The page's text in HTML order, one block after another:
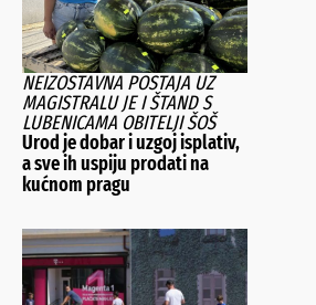
NEIZOSTAVNA POSTAJA UZ
MAGISTRALU JE I ŠTAND S
LUBENICAMA OBITELJI ŠOŠ
Urod je dobar i uzgoj isplativ,
a sve ih uspiju prodati na
kućnom pragu